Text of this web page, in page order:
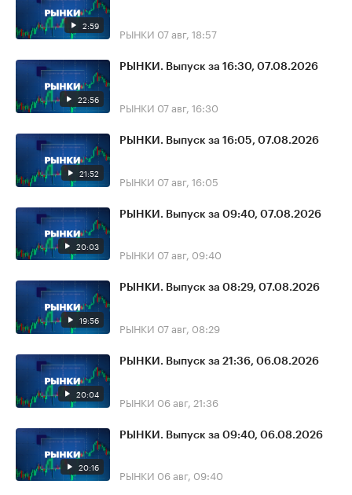
2:59 РЫНКИ 07 авг, 18:57
22:56
РЫНКИ. Выпуск за 16:30, 07.08.2026
РЫНКИ 07 авг, 16:30
21:52
РЫНКИ. Выпуск за 16:05, 07.08.2026
РЫНКИ 07 авг, 16:05
20:03
РЫНКИ. Выпуск за 09:40, 07.08.2026
РЫНКИ 07 авг, 09:40
19:56
РЫНКИ. Выпуск за 08:29, 07.08.2026
РЫНКИ 07 авг, 08:29
20:04
РЫНКИ. Выпуск за 21:36, 06.08.2026
РЫНКИ 06 авг, 21:36
20:16
РЫНКИ. Выпуск за 09:40, 06.08.2026
РЫНКИ 06 авг, 09:40